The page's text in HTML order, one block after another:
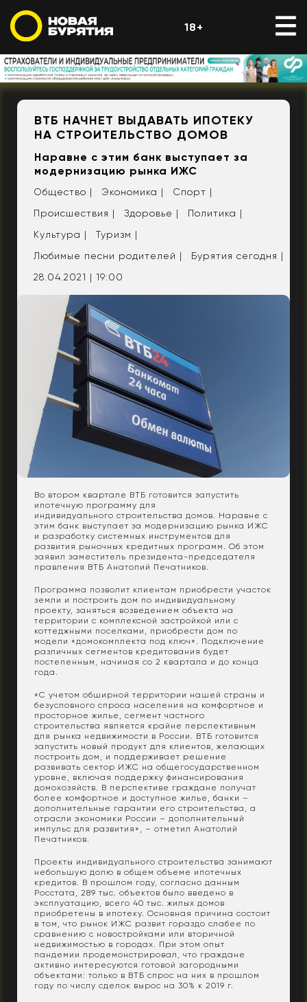
18+
ВТБ НАЧНЕТ ВЫДАВАТЬ ИПОТЕКУ
НА СТРОИТЕЛЬСТВО ДОМОВ
Наравне с этим банк выступает за
модернизацию рынка ИЖС
Общество | Экономика |
Спорт |
Происшествия |
Здоровье |
Политика |
Культура |
Туризм |
Любимые песни родителей |
Бурятия сегодня |
28.04.2021 | 19:00
Во втором квартале ВТБ готовится запустить
ипотечную программу для
индивидуального строительства домов. Наравне с
этим банк выступает за модернизацию рынка ИЖС
и разработку системных инструментов для
развития рыночных кредитных программ. Об этом
заявил заместитель президента-председателя
правления ВТБ Анатолий Печатников.
Программа позволит клиентам приобрести участок
земли и построить дом по индивидуальному
проекту, заняться возведением объекта на
территории с комплексной застройкой или с
коттеджными поселками, приобрести дом по
модели «домокомплекта под ключ». Подключение
различных сегментов кредитования будет
постепенным, начиная со 2 квартала и до конца
года.
«С учетом обширной территории нашей страны и
безусловного спроса населения на комфортное и
просторное жилье, сегмент частного
строительства является крайне перспективным
для рынка недвижимости в России. ВТБ готовится
запустить новый продукт для клиентов, желающих
построить дом, и поддерживает решение
развивать сектор ИЖС на общегосударственном
уровне, включая поддержку финансирования
домохозяйств. В перспективе граждане получат
более комфортное и доступное жилье, банки –
дополнительные гарантии его строительства, а
отрасли экономики России – дополнительный
импульс для развития», – отметил Анатолий
Печатников.
Проекты индивидуального строительства занимают
небольшую долю в общем объеме ипотечных
кредитов. В прошлом году, согласно данным
Росстата, 289 тыс. объектов было введено в
эксплуатацию, всего 40 тыс. жилых домов
приобретены в ипотеку. Основная причина состоит
в том, что рынок ИЖС развит гораздо слабее по
сравнению с новостройками или вторичной
недвижимостью в городах. При этом опыт
пандемии продемонстрировал, что граждане
активно интересуются готовой загородными
объектами: только в ВТБ спрос на них в прошлом
году по числу сделок вырос на 30% к 2019 г.